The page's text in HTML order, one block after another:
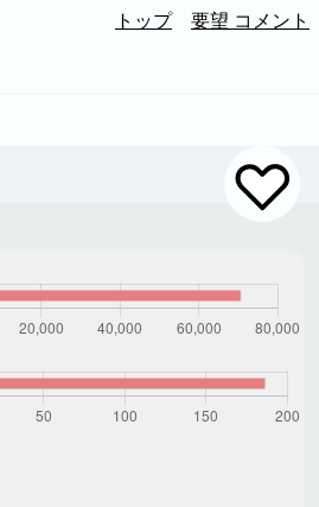
トップ 要望 コメント